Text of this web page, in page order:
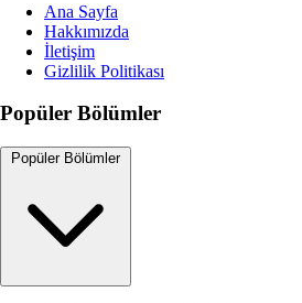
Ana Sayfa
Hakkımızda
İletişim
Gizlilik Politikası
Popüler Bölümler
Popüler Bölümler